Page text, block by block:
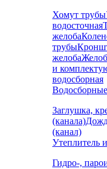
Хомут трубы
водосточная
желоба
трубы
желоба
и
водосборная
Заглушка,
(канала)
(канал)
Утеплитель
Гидро-,